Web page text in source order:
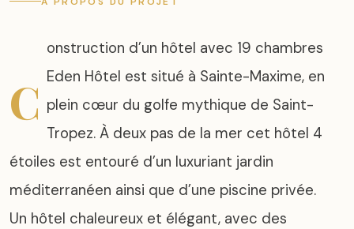
C
onstruction d’un hôtel avec 19 chambres
Eden Hôtel est situé à Sainte-Maxime, en
plein cœur du golfe mythique de Saint-
Tropez. À deux pas de la mer cet hôtel 4
étoiles est entouré d’un luxuriant jardin
méditerranéen ainsi que d’une piscine privée.
Un hôtel chaleureux et élégant, avec des